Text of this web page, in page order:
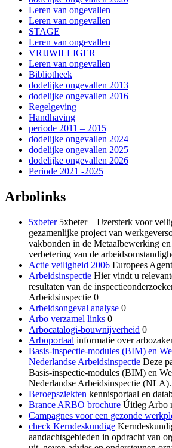
Leren van ongevallen
Leren van ongevallen
STAGE
Leren van ongevallen
VRIJWILLIGER
Leren van ongevallen
Bibliotheek
dodelijke ongevallen 2013
dodelijke ongevallen 2016
Regelgeving
Handhaving
periode 2011 – 2015
dodelijke ongevallen 2024
dodelijke ongevallen 2025
dodelijke ongevallen 2026
Periode 2021 -2025
Arbolinks
5xbeter5xbeter – IJzersterk voor
gezamenlijke project van
vakbonden in de Metaalbewerking
verbetering van de
Actie veiligheid 2006 Europees
Arbeidsinspectie Hier vindt u
resultaten van de
Arbeidsinspectie 0
Arbeidsongeval analyse 0
Arbo verzamel links 0
Arbocatalogi-bouwnijverheid 0
Arboportaal informatie over
Basis-inspectie-modules (BIM) en
Nederlandse Arbeidsinspectie Deze
Basis-inspectie-modules (BIM) en
Nederlandse Arbeidsinspectie
Beroepsziekten kennisportaal en
Brance ARBO brochure Úitleg Arbo
Campagnes voor een gezonde
check Kerndeskundige
aandachtsgebieden in opdracht van